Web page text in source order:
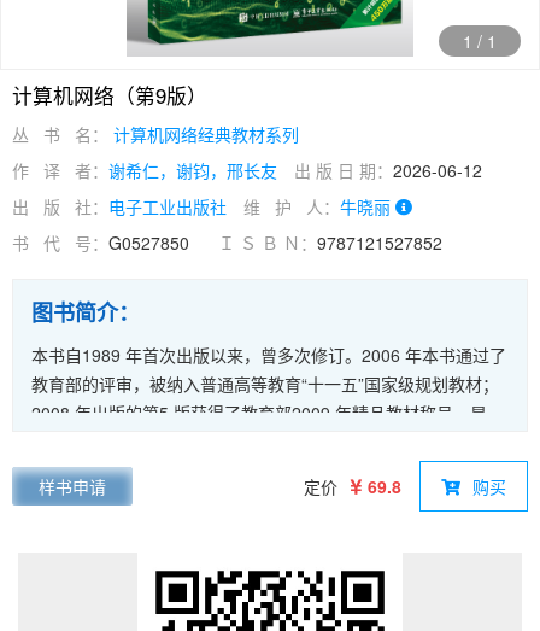
1 / 1
计算机网络（第9版）
丛 书 名： 计算机网络经典教材系列
作 译 者： 谢希仁，谢钧，邢长友 出 版 日 期： 2026-06-12
出 版 社： 电子工业出版社 维 护 人： 牛晓丽
书 代 号： G0527850 Ｉ Ｓ Ｂ Ｎ： 9787121527852
图书简介：
本书自1989 年首次出版以来，曾多次修订。2006 年本书通过了
教育部的评审，被纳入普通高等教育“十一五”国家级规划教材；
2008 年出版的第5 版获得了教育部2009 年精品教材称号，是
第8 版的基础上进行了一些修订。全书分为9 章，比较全面系统
地介绍了计算机网络的发展和体系结构、物理层、数据链路层
习题。全书课件及其他配套资源放在电子工业出版社华信教育资
源网上，供读者下载参考。本书的特点是概念准确、论述严谨、
样书申请 定价 69.8 购买